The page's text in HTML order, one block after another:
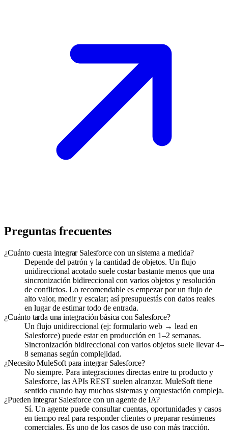
Preguntas frecuentes
¿Cuánto cuesta integrar Salesforce con un sistema a medida?
Depende del patrón y la cantidad de objetos. Un flujo
unidireccional acotado suele costar bastante menos que una
sincronización bidireccional con varios objetos y resolución
de conflictos. Lo recomendable es empezar por un flujo de
alto valor, medir y escalar; así presupuestás con datos reales
en lugar de estimar todo de entrada.
¿Cuánto tarda una integración básica con Salesforce?
Un flujo unidireccional (ej: formulario web → lead en
Salesforce) puede estar en producción en 1–2 semanas.
Sincronización bidireccional con varios objetos suele llevar 4–
8 semanas según complejidad.
¿Necesito MuleSoft para integrar Salesforce?
No siempre. Para integraciones directas entre tu producto y
Salesforce, las APIs REST suelen alcanzar. MuleSoft tiene
sentido cuando hay muchos sistemas y orquestación compleja.
¿Pueden integrar Salesforce con un agente de IA?
Sí. Un agente puede consultar cuentas, oportunidades y casos
en tiempo real para responder clientes o preparar resúmenes
comerciales. Es uno de los casos de uso con más tracción.